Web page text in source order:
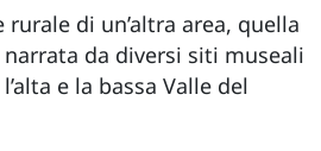
di un’altra area, quella
da diversi siti museali
e la bassa Valle del